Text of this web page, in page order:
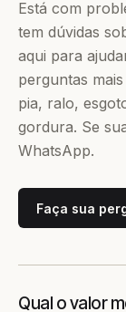
Está com
tem dúvidas
aqui para
perguntas
pia, ralo,
gordura. Se
WhatsApp.
Faça sua
Qual o valor